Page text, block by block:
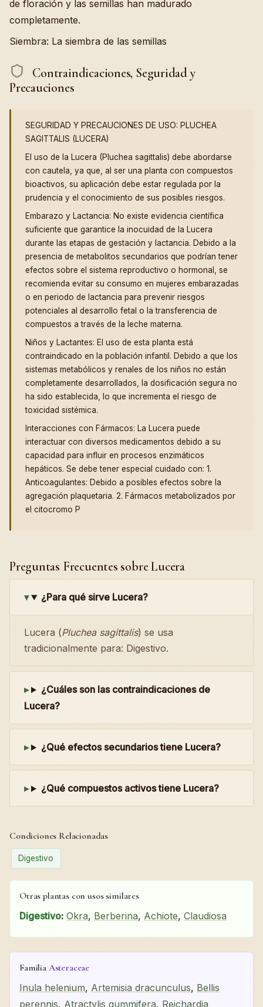
de floración y las semillas han madurado
completamente.
Siembra: La siembra de las semillas
Contraindicaciones, Seguridad y
Precauciones
SEGURIDAD Y PRECAUCIONES DE USO: PLUCHEA
SAGITTALIS (LUCERA)
El uso de la Lucera (Pluchea sagittalis) debe abordarse
con cautela, ya que, al ser una planta con compuestos
bioactivos, su aplicación debe estar regulada por la
prudencia y el conocimiento de sus posibles riesgos.
Embarazo y Lactancia: No existe evidencia científica
suficiente que garantice la inocuidad de la Lucera
durante las etapas de gestación y lactancia. Debido a la
presencia de metabolitos secundarios que podrían tener
efectos sobre el sistema reproductivo o hormonal, se
recomienda evitar su consumo en mujeres embarazadas
o en periodo de lactancia para prevenir riesgos
potenciales al desarrollo fetal o la transferencia de
compuestos a través de la leche materna.
Niños y Lactantes: El uso de esta planta está
contraindicado en la población infantil. Debido a que los
sistemas metabólicos y renales de los niños no están
completamente desarrollados, la dosificación segura no
ha sido establecida, lo que incrementa el riesgo de
toxicidad sistémica.
Interacciones con Fármacos: La Lucera puede
interactuar con diversos medicamentos debido a su
capacidad para influir en procesos enzimáticos
hepáticos. Se debe tener especial cuidado con: 1.
Anticoagulantes: Debido a posibles efectos sobre la
agregación plaquetaria. 2. Fármacos metabolizados por
el citocromo P
Preguntas Frecuentes sobre Lucera
¿Para qué sirve Lucera?
Lucera (Pluchea sagittalis) se usa
tradicionalmente para: Digestivo.
¿Cuáles son las contraindicaciones de
Lucera?
¿Qué efectos secundarios tiene Lucera?
¿Qué compuestos activos tiene Lucera?
Condiciones Relacionadas
Digestivo
Otras plantas con usos similares
Digestivo: Okra, Berberina, Achiote, Claudiosa
Familia Asteraceae
Inula helenium, Artemisia dracunculus, Bellis
perennis, Atractylis gummifera, Reichardia